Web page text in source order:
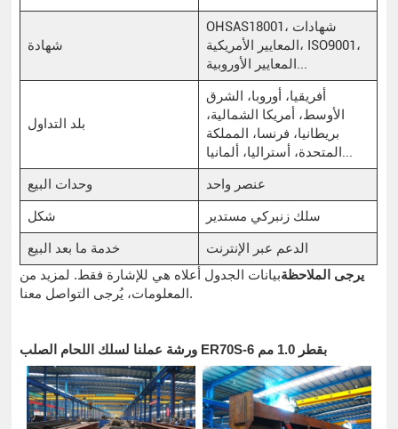
شهادة
OHSAS18001، شهادات
المعايير الأمريكية، ISO9001،
بلد التداول
أفريقيا، أوروبا، الشرق
الأوسط، أمريكا الشمالية،
بريطانيا، فرنسا، المملكة
وحدات البيع
عنصر واحد
شكل
سلك زنبركي مستدير
خدمة ما بعد البيع
الدعم عبر الإنترنت
يرجى الملاحظةبيانات الجدول أعلاه هي للإشارة فقط. لمزيد من
المعلومات، يُرجى التواصل معنا.
ورشة عملنا لسلك اللحام الصلب ER70S-6 بقطر 1.0 مم